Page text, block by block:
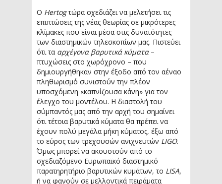
Ο Hertogτώρα σχεδιάζει να μελετήσει τις
επιπτώσεις της νέας θεωρίας σε μικρότερες
κλίμακες που είναι μέσα στις δυνατότητες
των διαστημικών τηλεσκοπίων μας. Πιστεύει
ότι τα αρχέγονα βαρυτικά κύματα–
πτυχώσεις στο χωρόχρονο – που
δημιουργήθηκαν στην έξοδο από τον αέναο
πληθωρισμό συνιστούν την πλέον
υποσχόμενη «καπνίζουσα κάνη» για τον
έλεγχο του μοντέλου. Η διαστολή του
σύμπαντός μας από την αρχή του σημαίνει
ότι τέτοια βαρυτικά κύματα θα πρέπει να
έχουν πολύ μεγάλα μήκη κύματος, έξω από
το εύρος των τρεχουσών ανιχνευτών LIGO.
Όμως μπορεί να ακουστούν από το
σχεδιαζόμενο Ευρωπαϊκό διαστημικό
παρατηρητήριο βαρυτικών κυμάτων, το LISA,
ή να φανούν σε μελλοντικά πειράματα